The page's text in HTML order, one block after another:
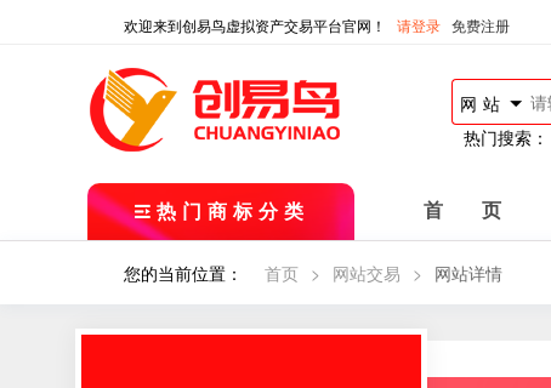
欢迎来到创易鸟虚拟资产交易平台官网！ 请登录 免费注册
网站
热门搜索：
热门商标分类 首 页
您的当前位置： 首页 > 网站交易 > 网站详情